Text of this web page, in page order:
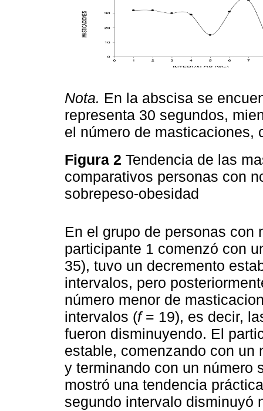
Nota. En la abscisa se
representa 30 segundos,
el número de masticaciones,
Figura 2 Tendencia de las
comparativos personas con
sobrepeso-obesidad
En el grupo de personas con
participante 1 comenzó con
35), tuvo un decremento
intervalos, pero
número menor de
intervalos (f= 19), es decir,
fueron disminuyendo. El
estable, comenzando con un
y terminando con un número
mostró una tendencia
segundo intervalo disminuyó